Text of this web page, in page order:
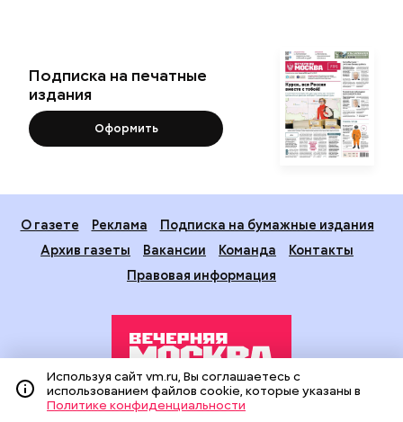
Подписка на печатные
издания
Оформить
О газете Реклама
Подписка на бумажные издания
Архив газеты
Вакансии Команда
Контакты
Правовая информация
Издание создано при финансовой поддержке Департамента
Используя сайт vm.ru, Вы соглашаетесь с
использованием файлов cookie, которые указаны в
Политике конфиденциальности